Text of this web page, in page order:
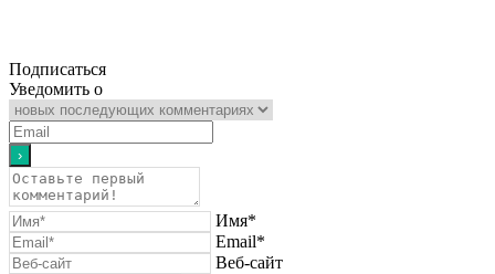
Подписаться
Уведомить о
Имя*
Email*
Веб-сайт